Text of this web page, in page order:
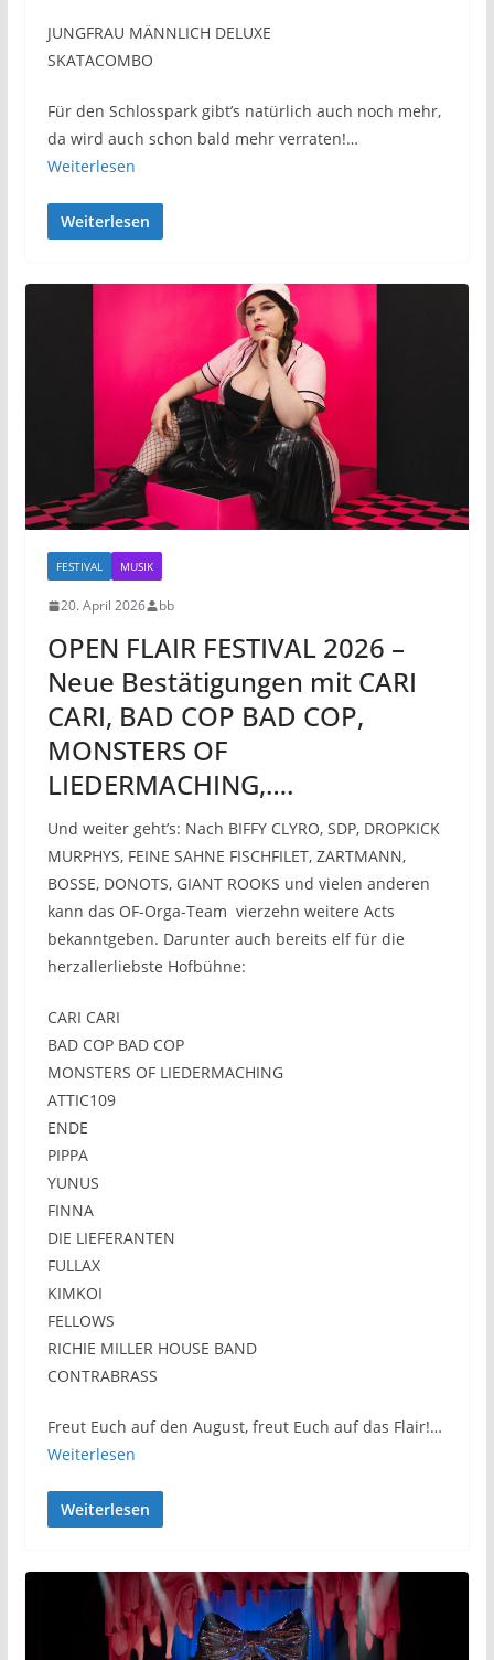
JUNGFRAU MÄNNLICH DELUXE
SKATACOMBO
Für den Schlosspark gibt’s natürlich auch noch mehr,
da wird auch schon bald mehr verraten!…
Weiterlesen
Weiterlesen
FESTIVAL MUSIK
20. April 2026 bb
OPEN FLAIR FESTIVAL 2026 –
Neue Bestätigungen mit CARI
CARI, BAD COP BAD COP,
MONSTERS OF
LIEDERMACHING,….
Und weiter geht’s: Nach BIFFY CLYRO, SDP, DROPKICK
MURPHYS, FEINE SAHNE FISCHFILET, ZARTMANN,
BOSSE, DONOTS, GIANT ROOKS und vielen anderen
kann das OF-Orga-Team vierzehn weitere Acts
bekanntgeben. Darunter auch bereits elf für die
herzallerliebste Hofbühne:
CARI CARI
BAD COP BAD COP
MONSTERS OF LIEDERMACHING
ATTIC109
ENDE
PIPPA
YUNUS
FINNA
DIE LIEFERANTEN
FULLAX
KIMKOI
FELLOWS
RICHIE MILLER HOUSE BAND
CONTRABRASS
Freut Euch auf den August, freut Euch auf das Flair!…
Weiterlesen
Weiterlesen